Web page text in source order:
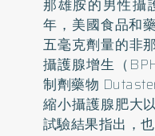
那雄胺的男性攝
年，美國食品和
五毫克劑量的非
攝護腺增生（
制劑藥物
縮小攝護腺肥大
試驗結果指出，